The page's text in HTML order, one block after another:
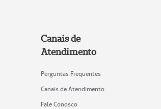
Canais de
Atendimento
Perguntas Frequentes
Canais de Atendimento
Fale Conosco